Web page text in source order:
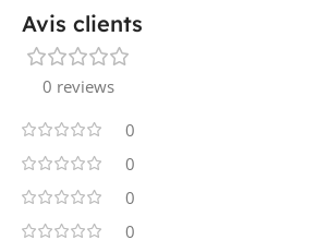
Avis clients
0 reviews
0
0
0
0